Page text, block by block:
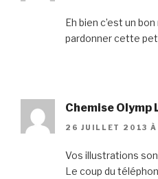
Eh bien c’est un
pardonner cette
Chemise Olymp
26 JUILLET 2013
Vos illustrations
Le coup du